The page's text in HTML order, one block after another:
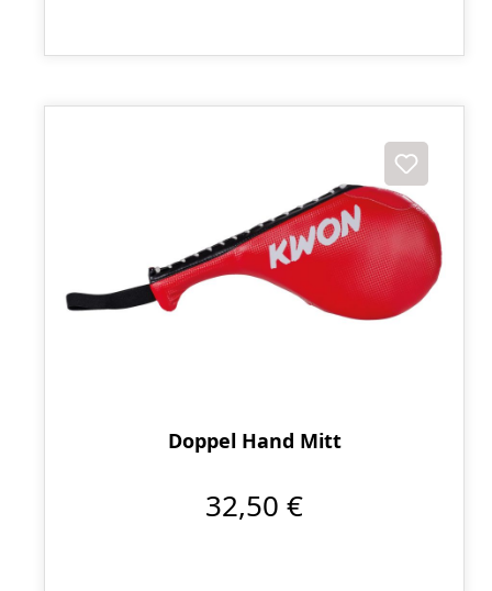
Doppel Hand Mitt
32,50 €